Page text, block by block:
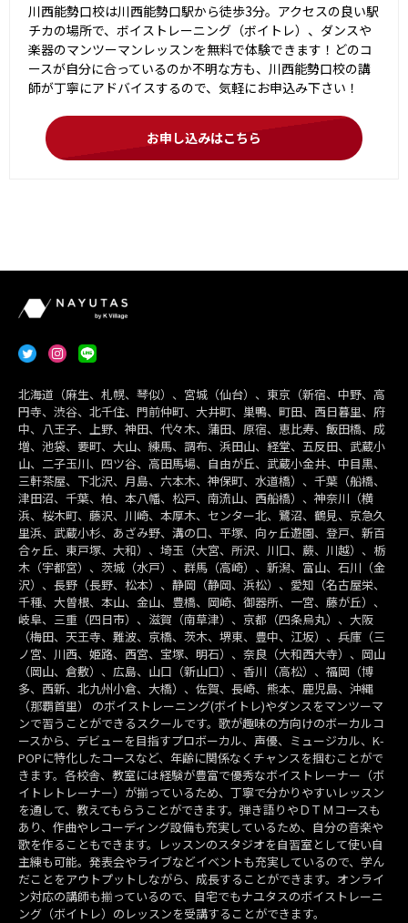
川西能勢口校は川西能勢口駅から徒歩3分。アクセスの良い駅
チカの場所で、ボイストレーニング（ボイトレ）、ダンスや
楽器のマンツーマンレッスンを無料で体験できます！どのコ
ースが自分に合っているのか不明な方も、川西能勢口校の講
師が丁寧にアドバイスするので、気軽にお申込み下さい！
お申し込みはこちら
北海道（麻生、札幌、琴似）、宮城（仙台）、東京（新宿、中野、高
円寺、渋谷、北千住、門前仲町、大井町、巣鴨、町田、西日暮里、府
中、八王子、上野、神田、代々木、蒲田、原宿、恵比寿、飯田橋、成
増、池袋、要町、大山、練馬、調布、浜田山、経堂、五反田、武蔵小
山、二子玉川、四ツ谷、高田馬場、自由が丘、武蔵小金井、中目黒、
三軒茶屋、下北沢、月島、六本木、神保町、水道橋）、千葉（船橋、
津田沼、千葉、柏、本八幡、松戸、南流山、西船橋）、神奈川（横
浜、桜木町、藤沢、川崎、本厚木、センター北、鷺沼、鶴見、京急久
里浜、武蔵小杉、あざみ野、溝の口、平塚、向ヶ丘遊園、登戸、新百
合ヶ丘、東戸塚、大和）、埼玉（大宮、所沢、川口、蕨、川越）、栃
木（宇都宮）、茨城（水戸）、群馬（高崎）、新潟、富山、石川（金
沢）、長野（長野、松本）、静岡（静岡、浜松）、愛知（名古屋栄、
千種、大曽根、本山、金山、豊橋、岡崎、御器所、一宮、藤が丘）、
岐阜、三重（四日市）、滋賀（南草津）、京都（四条烏丸）、大阪
（梅田、天王寺、難波、京橋、茨木、堺東、豊中、江坂）、兵庫（三
ノ宮、川西、姫路、西宮、宝塚、明石）、奈良（大和西大寺）、岡山
（岡山、倉敷）、広島、山口（新山口）、香川（高松）、福岡（博
多、西新、北九州小倉、大橋）、佐賀、長崎、熊本、鹿児島、沖縄
（那覇首里） のボイストレーニング(ボイトレ)やダンスをマンツーマ
ンで習うことができるスクールです。歌が趣味の方向けのボーカルコ
ースから、デビューを目指すプロボーカル、声優、ミュージカル、K-
POPに特化したコースなど、年齢に関係なくチャンスを掴むことがで
きます。各校舎、教室には経験が豊富で優秀なボイストレーナー（ボ
イトレトレーナー）が揃っているため、丁寧で分かりやすいレッスン
を通して、教えてもらうことができます。弾き語りやＤＴＭコースも
あり、作曲やレコーディング設備も充実しているため、自分の音楽や
歌を作ることもできます。レッスンのスタジオを自習室として使い自
主練も可能。発表会やライブなどイベントも充実しているので、学ん
だことをアウトプットしながら、成長することができます。オンライ
ン対応の講師も揃っているので、自宅でもナユタスのボイストレーニ
ング（ボイトレ）のレッスンを受講することができます。